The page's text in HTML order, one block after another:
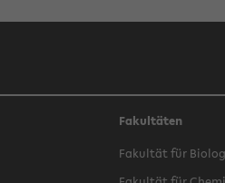
Fakultäten
Fakultät für